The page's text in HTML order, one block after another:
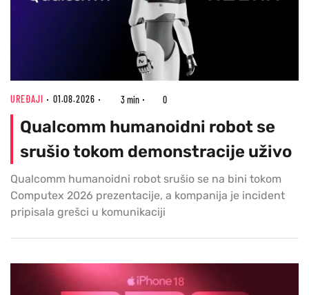
UREĐAJI 01.08.2026 3 min 0
Qualcomm humanoidni robot se
srušio tokom demonstracije uživo
Qualcomm humanoidni robot srušio se na bini tokom
Computex 2026 prezentacije, a kompanija je incident
pripisala grešci u komunikaciji